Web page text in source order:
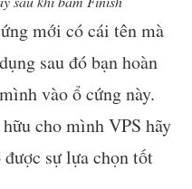
mới có cái tên mà
sau đó bạn hoàn
vào ổ cứng này.
cho mình VPS hãy
được sự lựa chọn tốt